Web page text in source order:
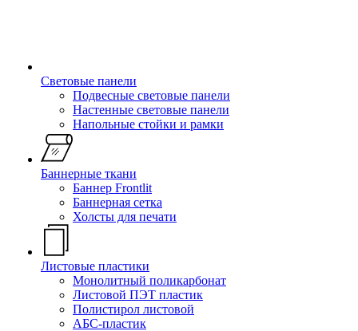
Световые панели
Подвесные световые панели
Настенные световые панели
Напольные стойки и рамки
Баннерные ткани
Баннер Frontlit
Баннерная сетка
Холсты для печати
Листовые пластики
Монолитный поликарбонат
Листовой ПЭТ пластик
Полистирол листовой
АБС-пластик